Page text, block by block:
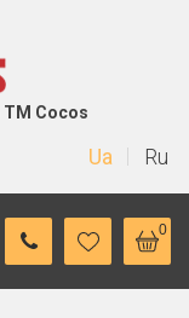
TM Cocos
Ua Ru
0